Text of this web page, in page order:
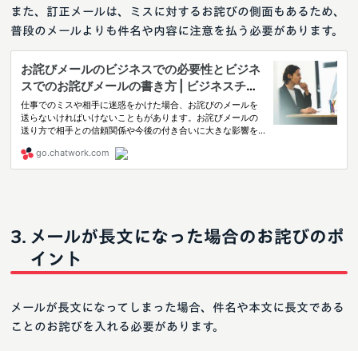
また、訂正メールは、ミスに対するお詫びの側面もあるため、
普段のメールよりも件名や内容に注意を払う必要があります。
メールが長文になった場合のお詫びのポ
イント
メールが長文になってしまった場合、件名や本文に長文である
ことのお詫びを入れる必要があります。